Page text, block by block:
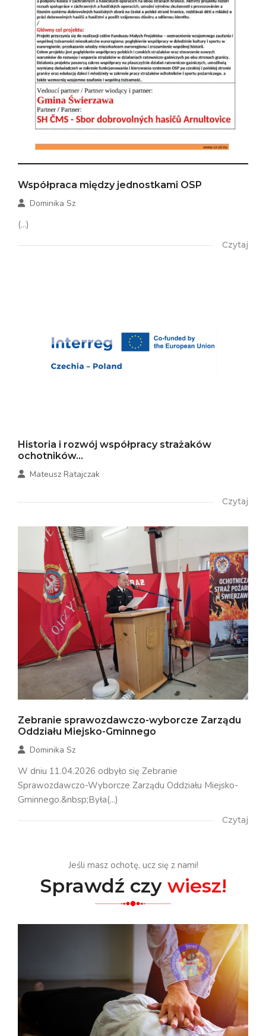
Współpraca między jednostkami OSP
Dominika Sz
(...)
Czytaj
Historia i rozwój współpracy strażaków
ochotników...
Mateusz Ratajczak
Czytaj
Zebranie sprawozdawczo-wyborcze Zarządu
Oddziału Miejsko-Gminnego
Dominika Sz
W dniu 11.04.2026 odbyło się Zebranie
Sprawozdawczo-Wyborcze Zarządu Oddziału Miejsko-
Gminnego.&nbsp;Była(...)
Czytaj
Jeśli masz ochotę, ucz się z nami!
Sprawdź czy wiesz!